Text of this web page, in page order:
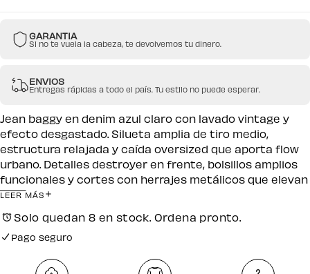
GARANTIA
Si no te vuela la cabeza, te devolvemos tu dinero.
ENVIOS
Entregas rápidas a todo el país. Tu estilo no puede esperar.
Jean baggy en denim azul claro con lavado vintage y
efecto desgastado. Silueta amplia de tiro medio,
estructura relajada y caída oversized que aporta flow
urbano. Detalles destroyer en frente, bolsillos amplios
funcionales y cortes con herrajes metálicos que elevan
el diseño. Confeccionado en base textil resistente de
alta calidad, ideal para outfits streetwear con actitud.
LEER MÁS
Solo quedan 8 en stock. Ordena pronto.
Pago seguro
Pago seguro